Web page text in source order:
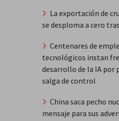
La exportación de
se desploma a cero
Centenares de
tecnológicos instan
desarrollo de la IA por
salga de control
China saca pecho
mensaje para sus